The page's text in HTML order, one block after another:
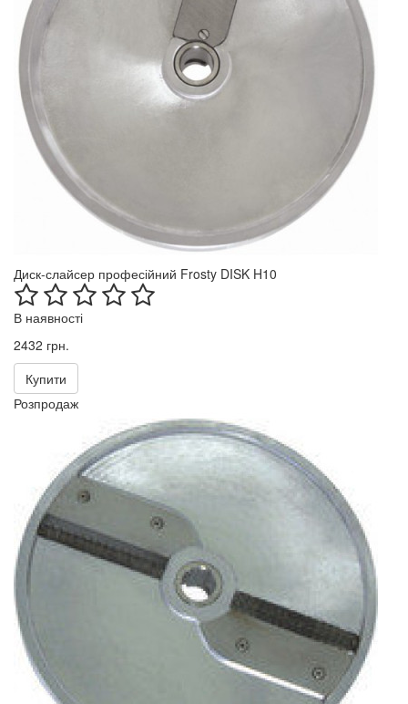
Диск-слайсер професійний Frosty DISK H10
В наявності
2432 грн.
Купити
Розпродаж